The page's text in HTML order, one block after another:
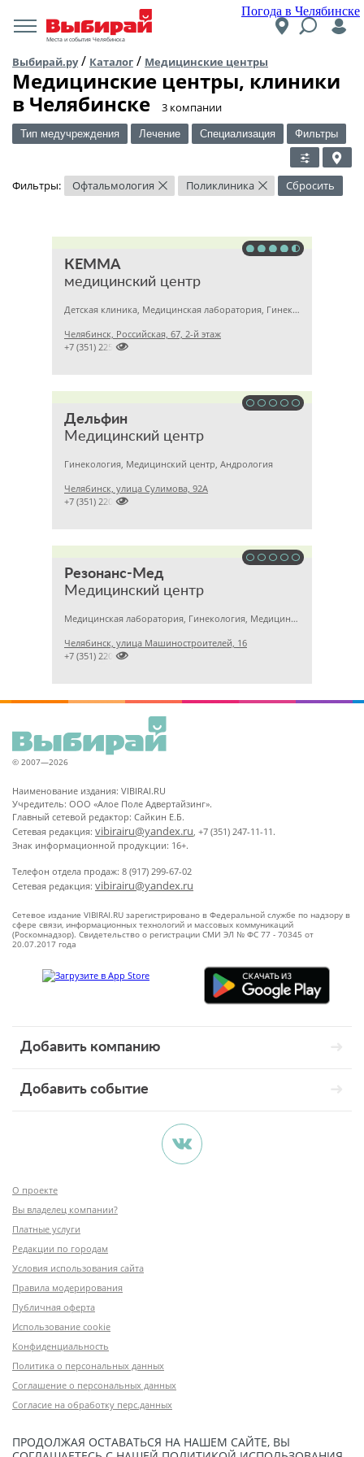
Погода в Челябинске
Места и события Челябинска
Выбирай.ру/ Каталог / Медицинские центры
Медицинские центры, клиники
в Челябинске
​3 компании
Тип медучреждения Лечение Специализация Фильтры
Фильтры: Офтальмология × Поликлиника × Сбросить
КЕММА
медицинский центр
Детская клиника, Медицинская лаборатория, Гинекология
Челябинск, Российская, 67, 2-й этаж

+7 (351) 2256145
Дельфин
Медицинский центр
Гинекология, Медицинский центр, Андрология
Челябинск, улица Сулимова, 92А

+7 (351) 2201843
Резонанс-Мед
Медицинский центр
Медицинская лаборатория, Гинекология, Медицинский центр
Челябинск, улица Машиностроителей, 16

+7 (351) 2201031
© 2007—2026
Наименование издания: VIBIRAI.RU
Учредитель: ООО «Алое Поле Адвертайзинг».
Главный сетевой редактор: Сайкин Е.Б.
Сетевая редакция: vibirairu@yandex.ru, +7 (351) 247-11-11.
Знак информационной продукции: 16+.
Телефон отдела продаж: 8 (917) 299-67-02
Сетевая редакция: vibirairu@yandex.ru
Сетевое издание VIBIRAI.RU зарегистрировано в Федеральной службе по надзору в
сфере связи, информационных технологий и массовых коммуникаций
(Роскомнадзор). Свидетельство о регистрации СМИ ЭЛ № ФС 77 - 70345 от
20.07.2017 года
Добавить компанию
Добавить событие
О проекте
Вы владелец компании?
Платные услуги
Редакции по городам
Условия использования сайта
Правила модерирования
Публичная оферта
Использование cookie
Конфиденциальность
Политика о персональных данных
Соглашение о персональных данных
Согласие на обработку перс.данных
ПРОДОЛЖАЯ ОСТАВАТЬСЯ НА НАШЕМ САЙТЕ, ВЫ